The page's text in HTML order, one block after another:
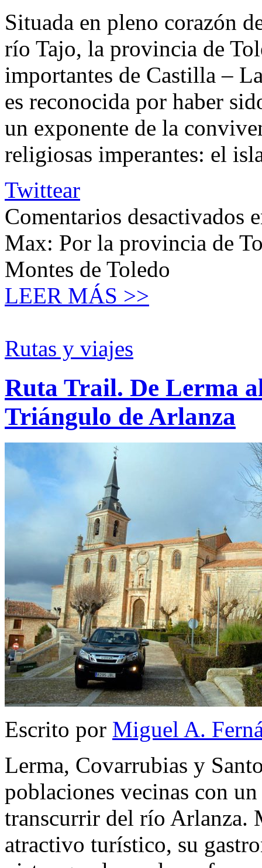
Situada en pleno corazón
río Tajo, la provincia de
importantes de Castilla –
es reconocida por haber
un exponente de la
religiosas imperantes: el
Twittear
Comentarios desactivados
Max: Por la provincia de
Montes de Toledo
LEER MÁS >>
Rutas y viajes
Ruta Trail. De Lerma
Triángulo de Arlanza
Escrito por Miguel A.
Lerma, Covarrubias y
poblaciones vecinas con
transcurrir del río Arlanza.
atractivo turístico, su